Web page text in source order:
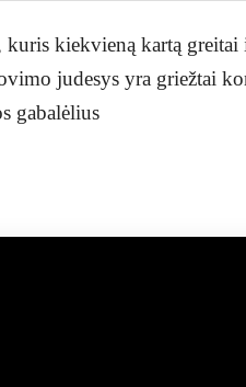
kiekvieną kartą
judesys yra griežtai
gabalėlius